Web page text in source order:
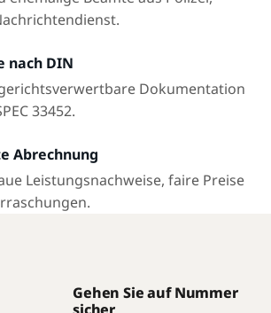
nach DIN
Dokumentation
33452.
Abrechnung
Leistungsnachweise, faire Preise
Gehen Sie auf Nummer